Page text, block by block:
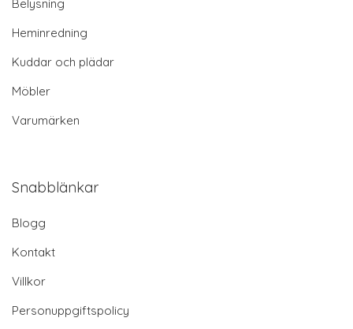
Belysning
Heminredning
Kuddar och plädar
Möbler
Varumärken
Snabblänkar
Blogg
Kontakt
Villkor
Personuppgiftspolicy